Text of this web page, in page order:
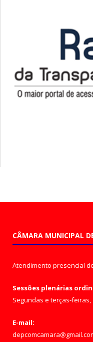
CÂMARA MUNICIPAL
Atendimento presencial
Sessões plenárias
Segundas e terças-
E-mail: